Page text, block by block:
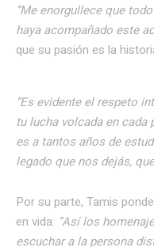
“Me enorgullece que
haya acompañado este
que su pasión es la
“Es evidente el respeto
tu lucha volcada en
es a tantos años de
legado que nos dejás,
Por su parte, Tamis
en vida: “Así los
escuchar a la persona